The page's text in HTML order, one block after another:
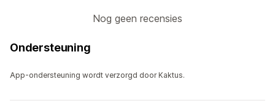
Nog geen recensies
Ondersteuning
App-ondersteuning wordt verzorgd door Kaktus.